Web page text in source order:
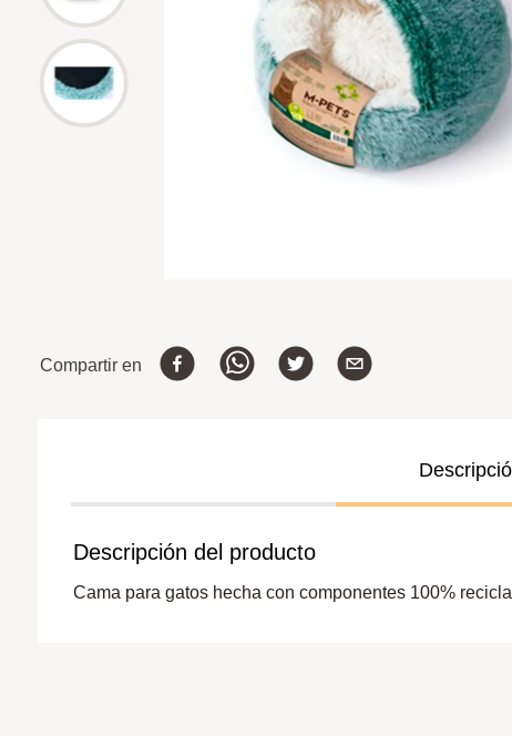
Compartir en
Descripción del producto
Cama para gatos hecha con componentes 100%